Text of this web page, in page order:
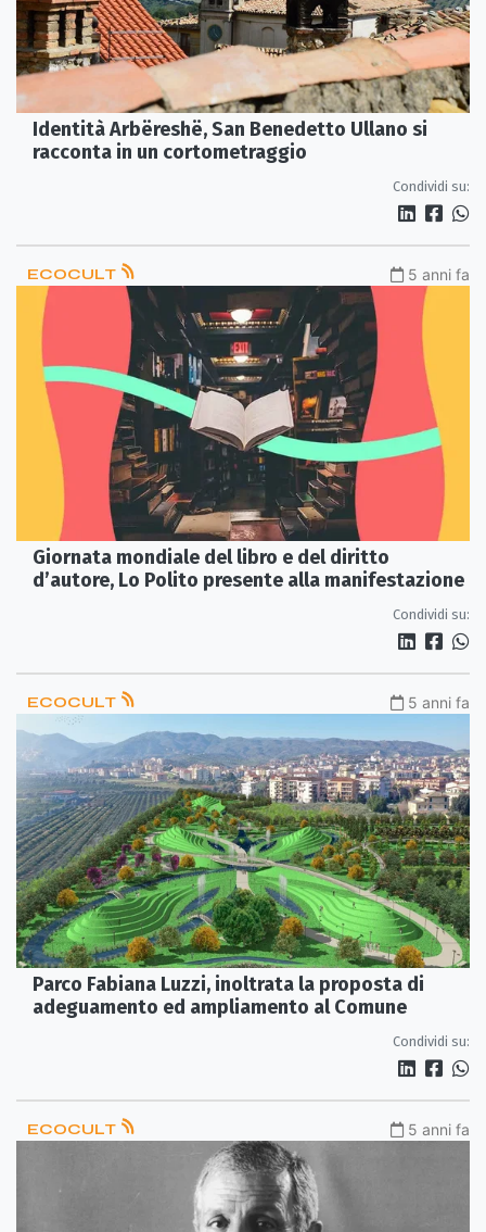
Identità Arbëreshë, San Benedetto Ullano si
racconta in un cortometraggio
Condividi su:
ECOCULT 5 anni fa
Giornata mondiale del libro e del diritto
d’autore, Lo Polito presente alla manifestazione
Condividi su:
ECOCULT 5 anni fa
Parco Fabiana Luzzi, inoltrata la proposta di
adeguamento ed ampliamento al Comune
Condividi su:
ECOCULT 5 anni fa